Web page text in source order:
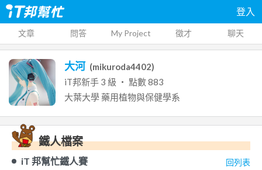
登入
文章 問答 My Project 徵才 聊天
大河 (mikuroda4402)
iT邦新手 3 級 ‧ 點數883
大葉大學 藥用植物與保健學系
鐵人檔案
iT 邦幫忙鐵人賽 回列表